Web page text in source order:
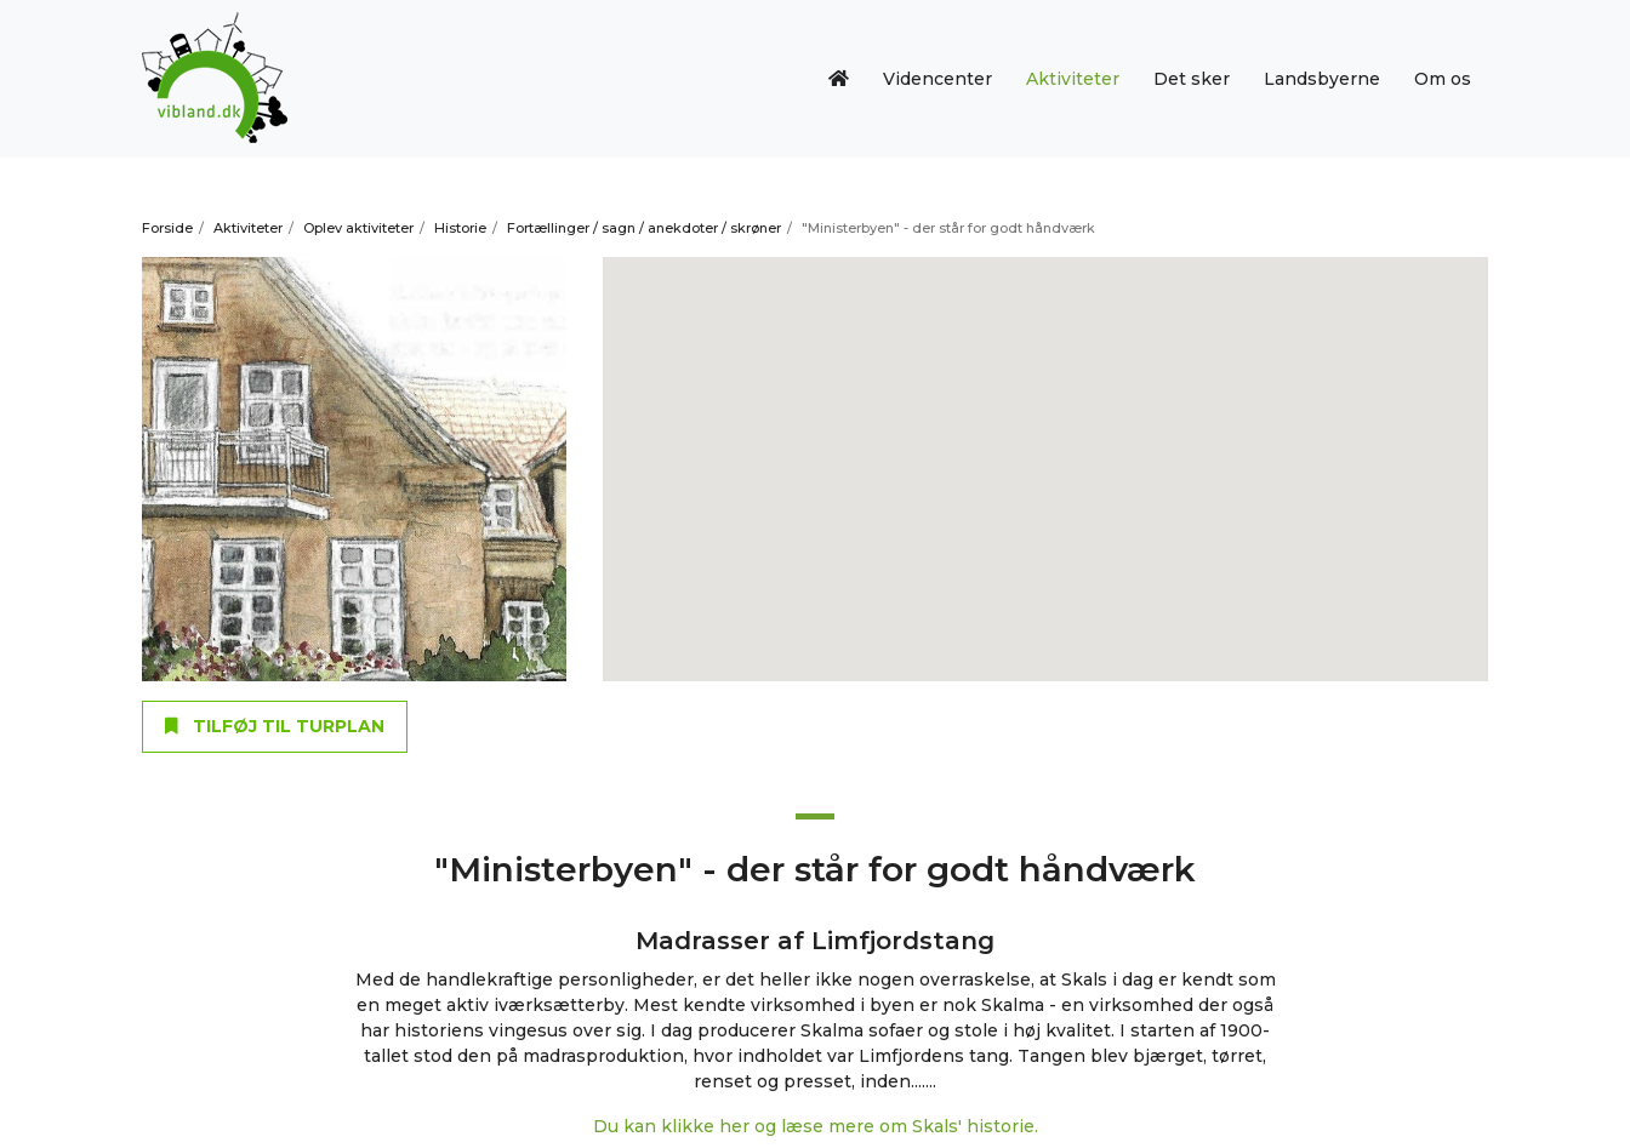
Videncenter Aktiviteter Det sker Landsbyerne Om os
Forside / Aktiviteter / Oplev aktiviteter / Historie / Fortællinger / sagn / anekdoter / skrøner / "Ministerbyen" - der står for godt håndværk
TILFØJ TIL TURPLAN
"Ministerbyen" - der står for godt håndværk
Madrasser af Limfjordstang
Med de handlekraftige personligheder, er det hel­ler ikke nogen overraskelse, at Skals i dag er kendt som
en meget aktiv iværksætterby. Mest kendte virksomhed i byen er nok Skalma - en virksomhed der også
har historiens vingesus over sig. I dag producerer Skalma sofaer og stole i høj kvalitet. I starten af 1900-
tallet stod den på madrasproduk­tion, hvor indholdet var Limfjordens tang. Tangen blev bjærget, tørret,
renset og presset, inden.......
Du kan klikke her og læse mere om Skals' historie.